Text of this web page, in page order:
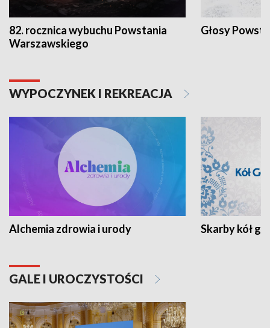
82. rocznica wybuchu Powstania
Warszawskiego
Głosy
WYPOCZYNEK I REKREACJA
Alchemia zdrowia i urody Skarby kół
GALE I UROCZYSTOŚCI